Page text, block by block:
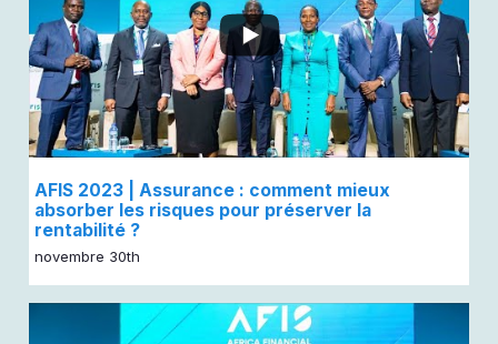
AFIS 2023 | Assurance : comment mieux
absorber les risques pour préserver la
rentabilité ?
novembre 30th